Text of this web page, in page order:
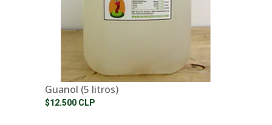
Guanol (5 litros)
$12.500 CLP